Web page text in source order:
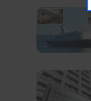
資料はこちら